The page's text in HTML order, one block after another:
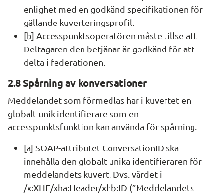
enlighet med en godkänd specifikationen för
gällande kuverteringsprofil.
[b] Accesspunktsoperatören måste tillse att
Deltagaren den betjänar är godkänd för att
delta i federationen.
2.8 Spårning av konversationer
Meddelandet som förmedlas har i kuvertet en
globalt unik identifierare som en
accesspunktsfunktion kan använda för spårning.
[a] SOAP-attributet ConversationID ska
innehålla den globalt unika identifieraren för
meddelandets kuvert. Dvs. värdet i
/x:XHE/xha:Header/xhb:ID (”Meddelandets